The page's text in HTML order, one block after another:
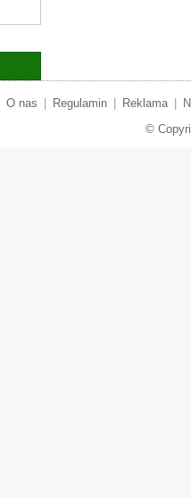
O nas Regulamin Reklama
©